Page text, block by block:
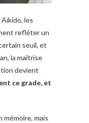
les
refléter un
seuil, et
la maîtrise
devient
ce grade, et
mémoire, mais